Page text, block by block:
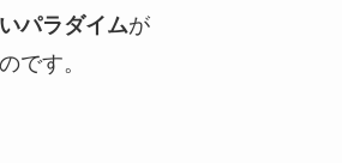
パラダイムが
です。